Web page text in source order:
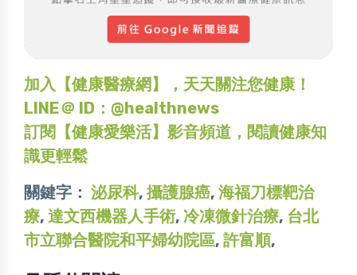
加入【健康醫療網】，天天關注您健康！
LINE＠ ID：@healthnews
訂閱【健康愛樂活】影音頻道，閱讀健康知
識更輕鬆
關鍵字： 泌尿科, 攝護腺癌, 海福刀標靶治
療, 達文西機器人手術, 冷凍微針治療, 台北
市立聯合醫院和平婦幼院區, 許富順,